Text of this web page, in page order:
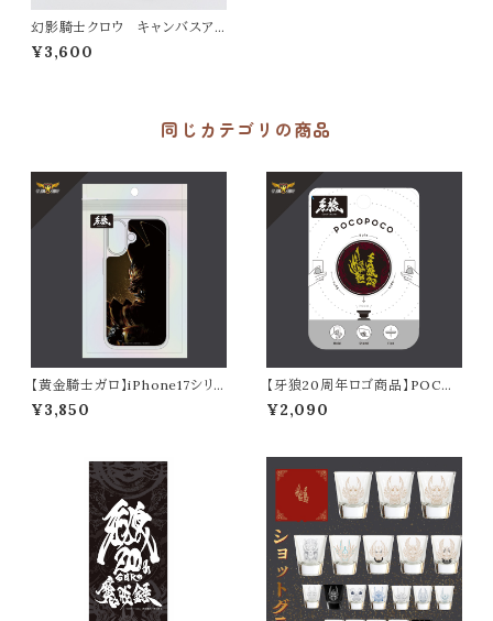
幻影騎士クロウ キャンバスア
ート（KUROU）
¥3,600
同じカテゴリの商品
【黄金騎士ガロ】iPhone17シリ
ーズ対応クリアケース
¥3,850
【牙狼20周年ロゴ商品】POCO
POCO
¥2,090